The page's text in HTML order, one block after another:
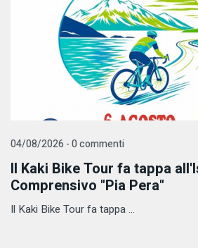
04/08/2026 - 0 commenti
Il Kaki Bike Tour fa tappa
Comprensivo "Pia Pera"
Il Kaki Bike Tour fa tappa ...